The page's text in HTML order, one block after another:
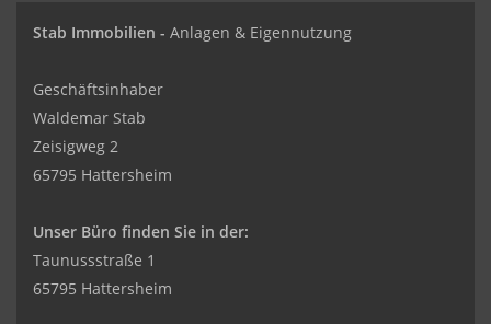
Stab Immobilien - Anlagen & Eigennutzung
Geschäftsinhaber
Waldemar Stab
Zeisigweg 2
65795 Hattersheim
Unser Büro finden Sie in der:
Taunussstraße 1
65795 Hattersheim